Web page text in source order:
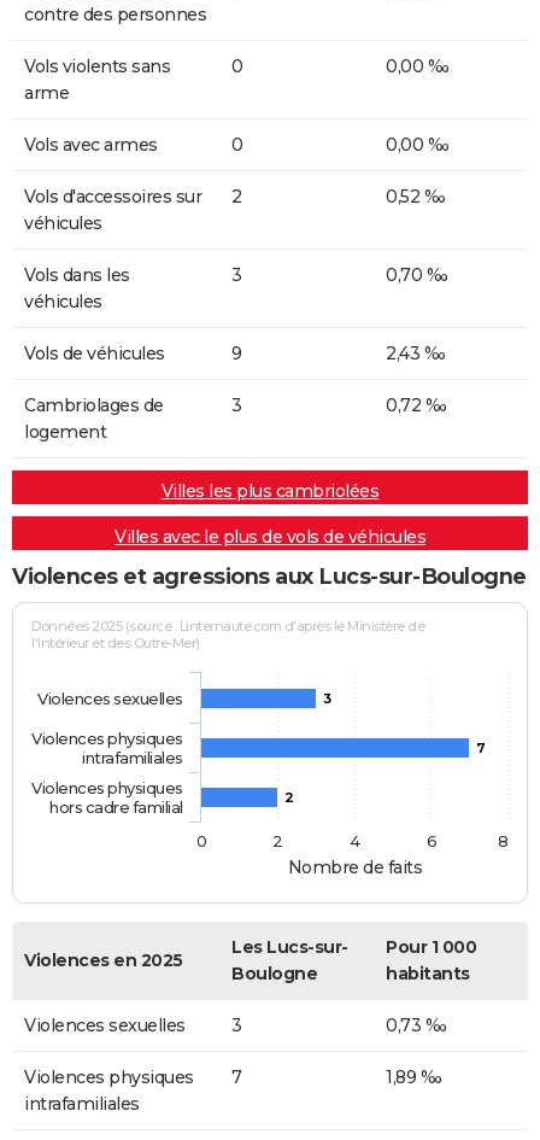
contre des personnes
Vols violents sans
arme
0 0,00 ‰
Vols avec armes 0 0,00 ‰
Vols d'accessoires sur
véhicules
2 0,52 ‰
Vols dans les
véhicules
3 0,70 ‰
Vols de véhicules 9 2,43 ‰
Cambriolages de
logement
3 0,72 ‰
Villes les plus cambriolées
Villes avec le plus de vols de véhicules
Violences et agressions aux Lucs-sur-Boulogne
Nombre de faits
Données 2025 (source : Linternaute.com d'après le Ministère de
l'Intérieur et des Outre-Mer)
3
7
2
Violences sexuelles
Violences physiques
intrafamiliales
Violences physiques
hors cadre familial
0
2 4 6 8
Violences en 2025
Les Lucs-sur-
Boulogne
Pour 1 000
habitants
Violences sexuelles 3 0,73 ‰
Violences physiques
intrafamiliales
7 1,89 ‰